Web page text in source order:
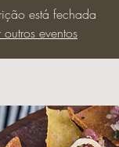
está fechada
outros eventos